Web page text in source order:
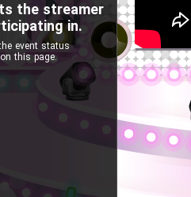
the streamer
in.
event status
this page.